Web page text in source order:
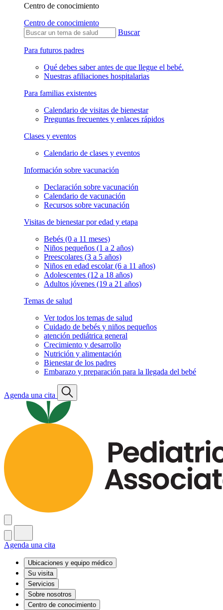
Centro de conocimiento
Centro de conocimiento
Buscar
Para futuros padres
Qué debes saber antes de que llegue el bebé.
Nuestras afiliaciones hospitalarias
Para familias existentes
Calendario de visitas de bienestar
Preguntas frecuentes y enlaces rápidos
Clases y eventos
Calendario de clases y eventos
Información sobre vacunación
Declaración sobre vacunación
Calendario de vacunación
Recursos sobre vacunación
Visitas de bienestar por edad y etapa
Bebés (0 a 11 meses)
Niños pequeños (1 a 2 años)
Preescolares (3 a 5 años)
Niños en edad escolar (6 a 11 años)
Adolescentes (12 a 18 años)
Adultos jóvenes (19 a 21 años)
Temas de salud
Ver todos los temas de salud
Cuidado de bebés y niños pequeños
atención pediátrica general
Crecimiento y desarrollo
Nutrición y alimentación
Bienestar de los padres
Embarazo y preparación para la llegada del bebé
Agenda una cita
Agenda una cita
Ubicaciones y equipo médico
Su visita
Servicios
Sobre nosotros
Centro de conocimiento